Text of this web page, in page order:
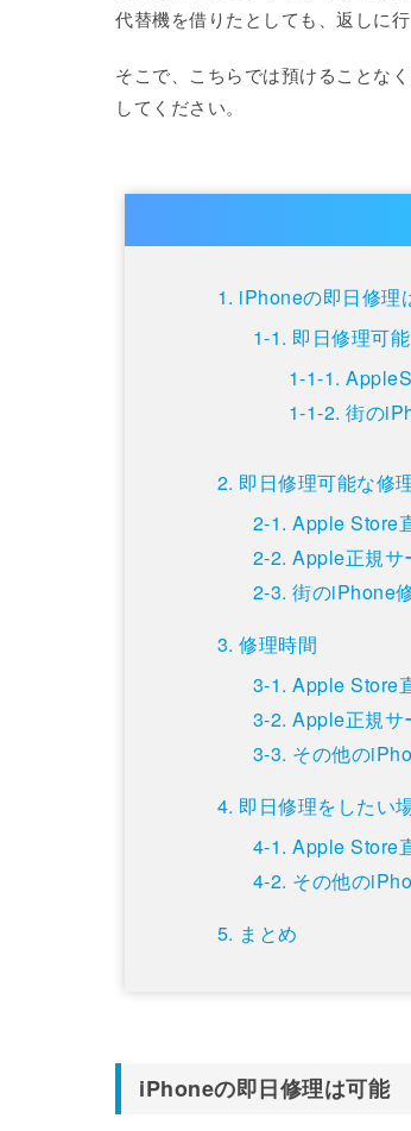
代替機を借りたとしても、返しに
そこで、こちらでは預けることな
してください。
iPhoneの即日修理
即日修理可
街の
即日修理可能な修
Apple Store
Apple正規サ
街のiPhone
修理時間
Apple Store
Apple正規サ
その他の
即日修理をしたい
Apple Store
その他の
まとめ
iPhoneの即日修理は可能